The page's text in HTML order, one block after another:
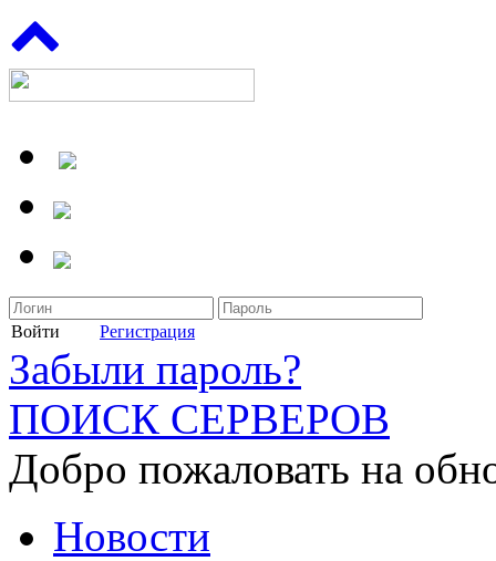
Войти Регистрация
Забыли пароль?
ПОИСК СЕРВЕРОВ
Добро пожаловать на
Новости